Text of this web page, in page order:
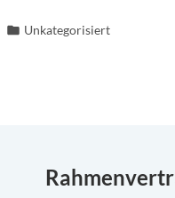
Veröffentlicht
Unkategorisiert